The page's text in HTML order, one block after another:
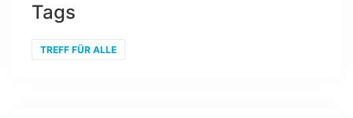
Tags
TREFF FÜR ALLE